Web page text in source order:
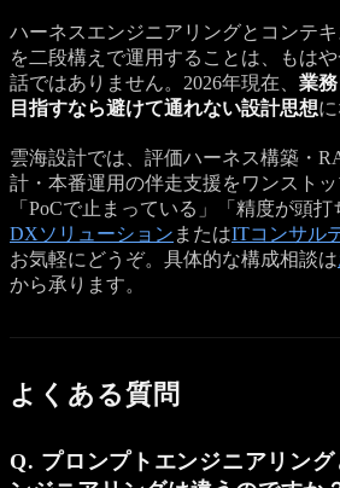
ハーネスエンジニアリングとコンテ
を二段構えで運用することは、もは
話ではありません。2026年現在、 業
目指すなら避けて通れない設計思想
雲海設計では、評価ハーネス構築・
計・本番運用の伴走支援をワンストッ
「PoCで止まっている」「精度が頭打
DXソリューション またはITコンサル
お気軽にどうぞ。具体的な構成相談は
から承ります。
よくある質問
Q. プロンプトエンジニアリン